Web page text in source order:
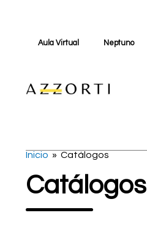
Aula Virtual Neptuno
Inicio » Catálogos
Catálogos